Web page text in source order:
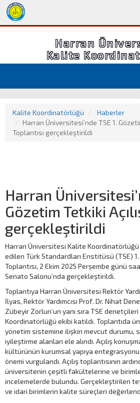
Harran
Kalite
Kalite Koordinatörlüğü
Haberler
Harran Üniversitesi’nde TSE 1.
Toplantısı gerçekleştirildi
Harran
Gözetim Tetkiki
gerçekleştirildi
Harran Üniversitesi Kalite
edilen Türk Standardları Enstitüsü (TSE) 1.
Toplantısı, 2 Ekim 2025 Perşembe günü
Senato Salonu’nda gerçekleştirildi.
Toplantıya Harran Üniversitesi Rektör
İlyas, Rektör Yardımcısı Prof. Dr. Nihat
Zübeyir Zorlun’un yanı sıra TSE
Koordinatörlüğü ekibi katıldı. Toplantıda
yönetim sistemine ilişkin mevcut durumu,
iyileştirme alanları ele alındı. Açılış
kültürünün kurumsal yapıya
önemi vurgulandı. Açılış toplantısının
üniversitenin çeşitli fakültelerine ve
incelemelerde bulundu. Gerçekleştirilen
ve idari birimlerin kalite süreçleri